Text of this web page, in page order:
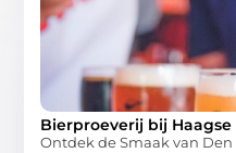
Bierproeverij bij
Ontdek de Smaak van